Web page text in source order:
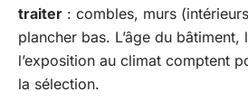
traiter : combles, murs
plancher bas. L’âge du bâtiment,
l’exposition au climat comptent
la sélection.